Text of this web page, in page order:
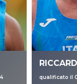
qualificato il